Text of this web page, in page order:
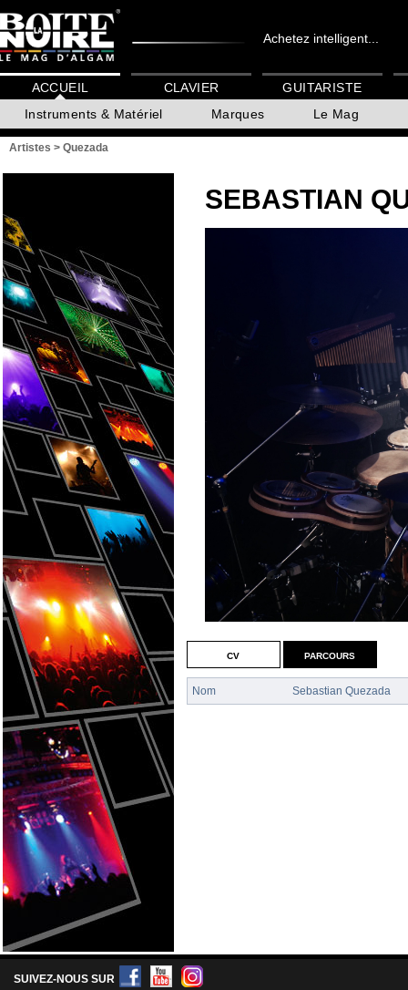
Achetez intelligent...
ACCUEIL
Instruments & Matériel
Marques Le Mag
CLAVIER GUITARISTE
Artistes > Quezada
SEBASTIAN
cv
Nom Sebastian Quezada
parcours
SUIVEZ-NOUS SUR